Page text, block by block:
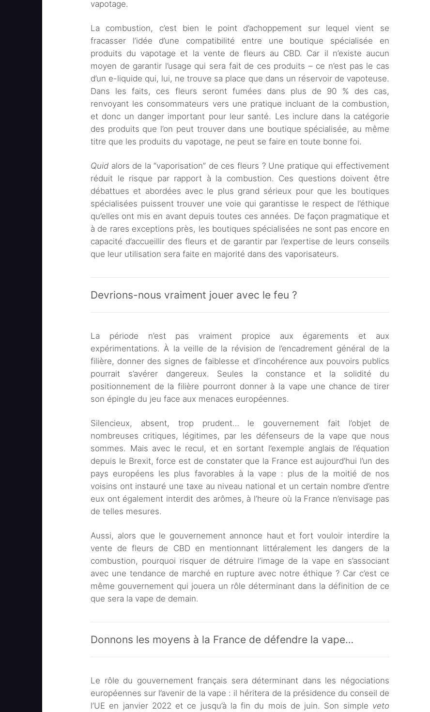
vapotage.
La combustion, c’est bien le point d’achoppement sur lequel vient se
fracasser l’idée d’une compatibilité entre une boutique spécialisée en
produits du vapotage et la vente de fleurs au CBD. Car il n’existe aucun
moyen de garantir l’usage qui sera fait de ces produits – ce n’est pas le cas
d’un e-liquide qui, lui, ne trouve sa place que dans un réservoir de vapoteuse.
Dans les faits, ces fleurs seront fumées dans plus de 90 % des cas,
renvoyant les consommateurs vers une pratique incluant de la combustion,
et donc un danger important pour leur santé. Les inclure dans la catégorie
des produits que l’on peut trouver dans une boutique spécialisée, au même
titre que les produits du vapotage, ne peut se faire en toute bonne foi.
Quid alors de la “vaporisation” de ces fleurs ? Une pratique qui effectivement
réduit le risque par rapport à la combustion. Ces questions doivent être
débattues et abordées avec le plus grand sérieux pour que les boutiques
spécialisées puissent trouver une voie qui garantisse le respect de l’éthique
qu’elles ont mis en avant depuis toutes ces années. De façon pragmatique et
à de rares exceptions près, les boutiques spécialisées ne sont pas encore en
capacité d’accueillir des fleurs et de garantir par l’expertise de leurs conseils
que leur utilisation sera faite en majorité dans des vaporisateurs.
Devrions-nous vraiment jouer avec le feu ?
La période n’est pas vraiment propice aux égarements et aux
expérimentations. À la veille de la révision de l’encadrement général de la
filière, donner des signes de faiblesse et d’incohérence aux pouvoirs publics
pourrait s’avérer dangereux. Seules la constance et la solidité du
positionnement de la filière pourront donner à la vape une chance de tirer
son épingle du jeu face aux menaces européennes.
Silencieux, absent, trop prudent… le gouvernement fait l’objet de
nombreuses critiques, légitimes, par les défenseurs de la vape que nous
sommes. Mais avec le recul, et en sortant l’exemple anglais de l’équation
depuis le Brexit, force est de constater que la France est aujourd’hui l’un des
pays européens les plus favorables à la vape : plus de la moitié de nos
voisins ont instauré une taxe au niveau national et un certain nombre d’entre
eux ont également interdit des arômes, à l’heure où la France n’envisage pas
de telles mesures.
Aussi, alors que le gouvernement annonce haut et fort vouloir interdire la
vente de fleurs de CBD en mentionnant littéralement les dangers de la
combustion, pourquoi risquer de détruire l’image de la vape en s’associant
avec une tendance de marché en rupture avec notre éthique ? Car c’est ce
même gouvernement qui jouera un rôle déterminant dans la définition de ce
que sera la vape de demain.
Donnons les moyens à la France de défendre la vape…
Le rôle du gouvernement français sera déterminant dans les négociations
européennes sur l’avenir de la vape : il héritera de la présidence du conseil de
l’UE en janvier 2022 et ce jusqu’à la fin du mois de juin. Son simple veto